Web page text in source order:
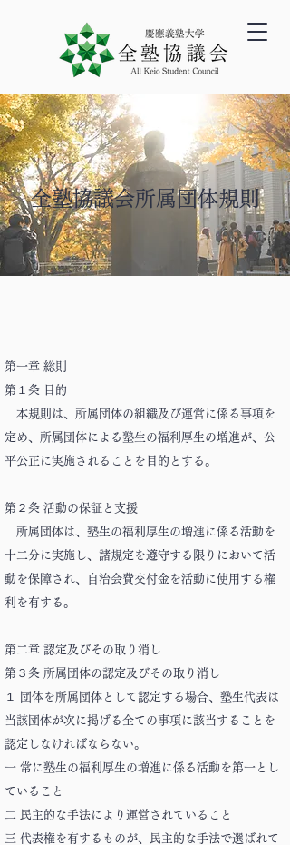
全塾協議会所属団体規則
第一章 総則
第１条 目的
本規則は、所属団体の組織及び運営に係る事項を
定め、所属団体による塾生の福利厚生の増進が、公
平公正に実施されることを目的とする。
第２条 活動の保証と支援
所属団体は、塾生の福利厚生の増進に係る活動を
十二分に実施し、諸規定を遵守する限りにおいて活
動を保障され、自治会費交付金を活動に使用する権
利を有する。
第二章 認定及びその取り消し
第３条 所属団体の認定及びその取り消し
１ 団体を所属団体として認定する場合、塾生代表は
当該団体が次に掲げる全ての事項に該当することを
認定しなければならない。
一 常に塾生の福利厚生の増進に係る活動を第一とし
ていること
二 民主的な手法により運営されていること
三 代表権を有するものが、民主的な手法で選ばれて